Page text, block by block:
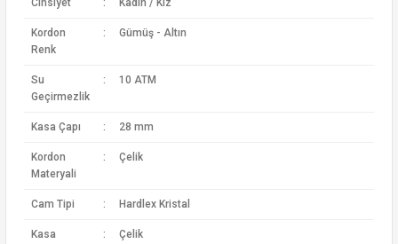
Cinsiyet : Kadın / Kız
Kordon
Renk
: Gümüş - Altın
Su
Geçirmezlik
: 10 ATM
Kasa Çapı : 28 mm
Kordon
Materyali
: Çelik
Cam Tipi : Hardlex Kristal
Kasa
: Çelik